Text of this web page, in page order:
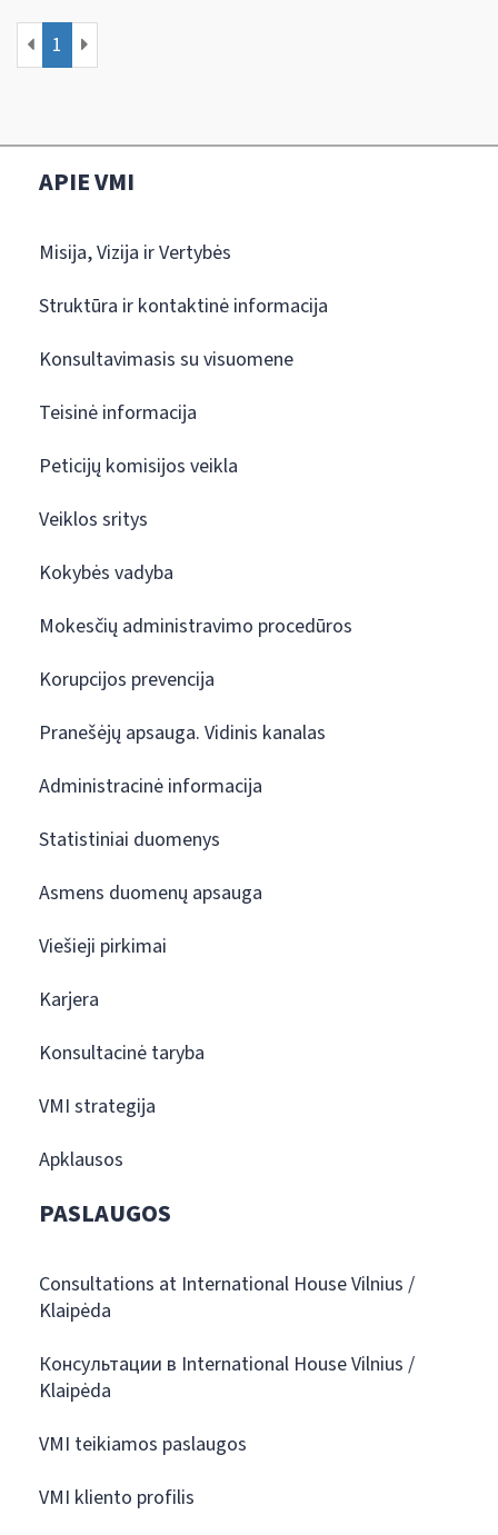
1
APIE VMI
Misija, Vizija ir Vertybės
Struktūra ir kontaktinė informacija
Konsultavimasis su visuomene
Teisinė informacija
Peticijų komisijos veikla
Veiklos sritys
Kokybės vadyba
Mokesčių administravimo procedūros
Korupcijos prevencija
Pranešėjų apsauga. Vidinis kanalas
Administracinė informacija
Statistiniai duomenys
Asmens duomenų apsauga
Viešieji pirkimai
Karjera
Konsultacinė taryba
VMI strategija
Apklausos
PASLAUGOS
Consultations at International House Vilnius /
Klaipėda
Консультации в International House Vilnius /
Klaipėda
VMI teikiamos paslaugos
VMI kliento profilis